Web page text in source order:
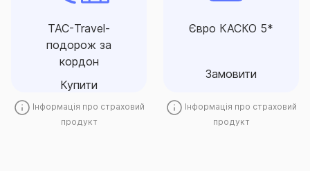
ТАС-Travel-
подорож за
кордон
Купити
Захист на випадок розладу
негараздів під час поїздки
Купити
Інформація про страховий
продукт
Євро КАСКО 5*
Замовити
автомобіля за оптимальною
для автовласника ціною.
Інформація про страховий
продукт